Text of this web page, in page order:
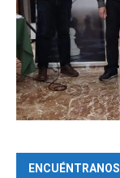
ENCUÉNTRANOS